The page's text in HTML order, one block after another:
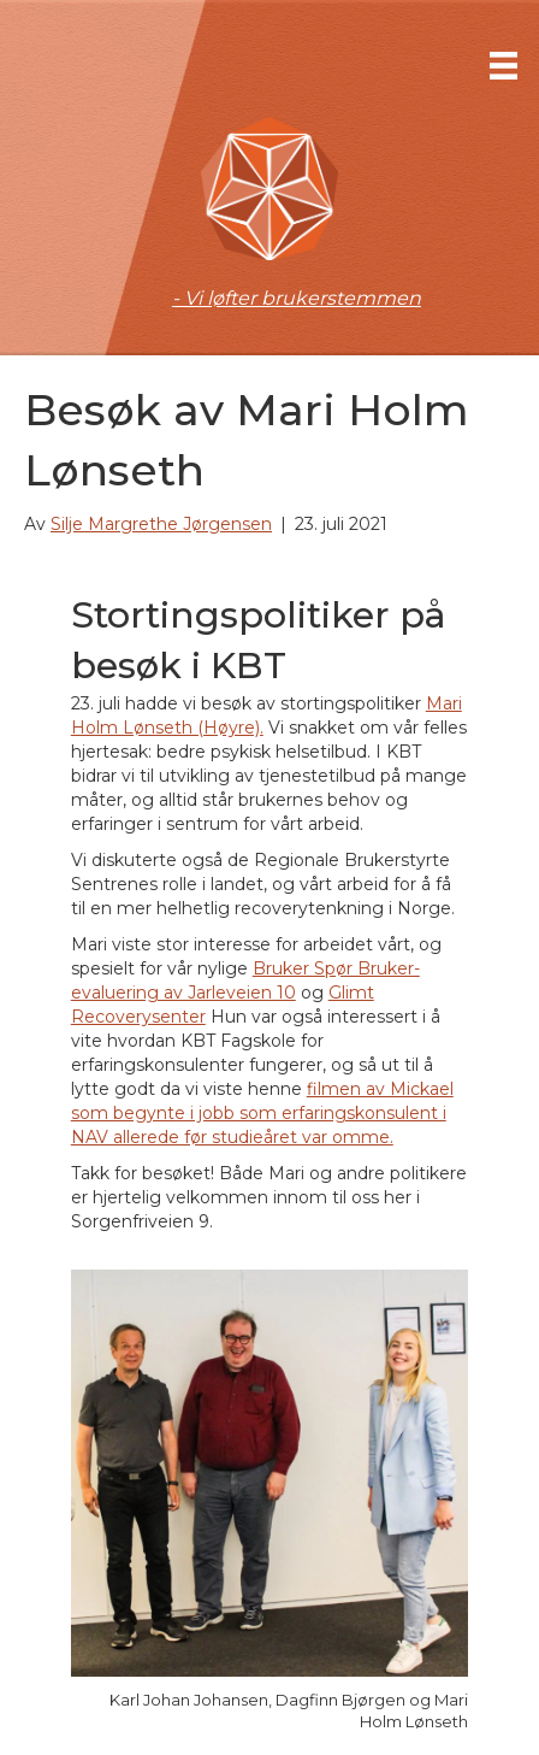
- Vi løfter brukerstemmen
Besøk av Mari Holm
Lønseth
Av Silje Margrethe Jørgensen | 23. juli 2021
Stortingspolitiker på
besøk i KBT
23. juli hadde vi besøk av stortingspolitiker Mari
Holm Lønseth (Høyre). Vi snakket om vår felles
hjertesak: bedre psykisk helsetilbud. I KBT
bidrar vi til utvikling av tjenestetilbud på mange
måter, og alltid står brukernes behov og
erfaringer i sentrum for vårt arbeid.
Vi diskuterte også de Regionale Brukerstyrte
Sentrenes rolle i landet, og vårt arbeid for å få
til en mer helhetlig recoverytenkning i Norge.
Mari viste stor interesse for arbeidet vårt, og
spesielt for vår nylige Bruker Spør Bruker-
evaluering av Jarleveien 10 og Glimt
RecoverysenterHun var også interessert i å
vite hvordan KBT Fagskole for
erfaringskonsulenter fungerer, og så ut til å
lytte godt da vi viste henne filmen av Mickael
som begynte i jobb som erfaringskonsulent i
NAV allerede før studieåret var omme.
Takk for besøket! Både Mari og andre politikere
er hjertelig velkommen innom til oss her i
Sorgenfriveien 9.
Karl Johan Johansen, Dagfinn Bjørgen og Mari
Holm Lønseth